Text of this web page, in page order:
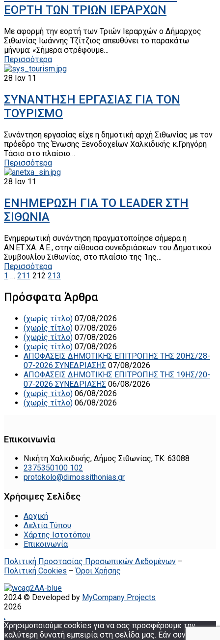
ΕΟΡΤΗ ΤΩΝ ΤΡΙΩΝ ΙΕΡΑΡΧΩΝ
Με αφορμή την εορτή των Τριών Ιεραρχών ο Δήμαρχος
Σιθωνίας Ιωάννης Τζίτζιος απευθύνει το παρακάτω
μήνυμα: «Σήμερα στρέφουμε…
Περισσότερα
28 Ιαν 11
ΣΥΝΑΝΤΗΣΗ ΕΡΓΑΣΙΑΣ ΓΙΑ ΤΟΝ
ΤΟΥΡΙΣΜΟ
Συνάντηση εργασίας είχε η δημοτική αρχή Σιθωνίας με τον
πρόεδρο της Ένωσης Ξενοδοχείων Χαλκιδικής κ.Γρηγόρη
Τάσιο στο πλαίσιο…
Περισσότερα
28 Ιαν 11
ΕΝΗΜΕΡΩΣΗ ΓΙΑ ΤΟ LEADER ΣΤΗ
ΣΙΘΩΝΙΑ
Ενημερωτική συνάντηση πραγματοποίησε σήμερα η
ΑΝ.ΕΤ.ΧΑ. Α.Ε., στην αίθουσα συνεδριάσεων του Δημοτικού
Συμβουλίου Σιθωνίας, στο πλαίσιο της 1ης…
Περισσότερα
1 … 211 212 213
Πρόσφατα Άρθρα
(χωρίς τίτλο) 07/08/2026
(χωρίς τίτλο) 07/08/2026
(χωρίς τίτλο) 07/08/2026
(χωρίς τίτλο) 07/08/2026
ΑΠΟΦΑΣΕΙΣ ΔΗΜΟΤΙΚΗΣ ΕΠΙΤΡΟΠΗΣ ΤΗΣ 20ΗΣ/28-
07-2026 ΣΥΝΕΔΡΙΑΣΗΣ 07/08/2026
ΑΠΟΦΑΣΕΙΣ ΔΗΜΟΤΙΚΗΣ ΕΠΙΤΡΟΠΗΣ ΤΗΣ 19ΗΣ/20-
07-2026 ΣΥΝΕΔΡΙΑΣΗΣ 06/08/2026
(χωρίς τίτλο) 06/08/2026
(χωρίς τίτλο) 06/08/2026
Επικοινωνία
Νικήτη Χαλκιδικής, Δήμος Σιθωνίας, ΤΚ: 63088
2375350100 102
protokolo@dimossithonias.gr
Χρήσιμες Σελίδες
Αρχική
Δελτία Τύπου
Χάρτης Ιστοτόπου
Επικοινωνία
Πολιτική Προστασίας Προσωπικών Δεδομένων –
Πολιτική Cookies –Όροι Χρήσης
2024 © Developed by MyCompany Projects
2026
.
Χρησιμοποιούμε cookies για να σας προσφέρουμε την
καλύτερη δυνατή εμπειρία στη σελίδα μας. Εάν συνεχίσετε